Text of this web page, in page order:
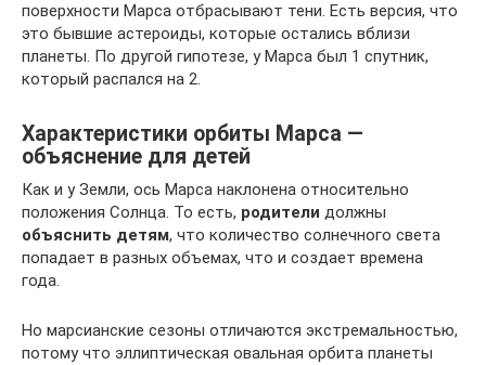
поверхности Марса отбрасывают тени. Есть версия, что
это бывшие астероиды, которые остались вблизи
планеты. По другой гипотезе, у Марса был 1 спутник,
который распался на 2.
Характеристики орбиты Марса —
объяснение для детей
Как и у Земли, ось Марса наклонена относительно
положения Солнца. То есть, родители должны
объяснить детям, что количество солнечного света
попадает в разных объемах, что и создает времена
года.
Но марсианские сезоны отличаются экстремальностью,
потому что эллиптическая овальная орбита планеты